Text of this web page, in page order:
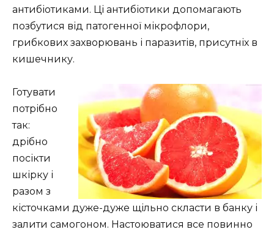
антибіотиками. Ці антибіотики допомагають
позбутися від патогенної мікрофлори,
грибкових захворювань і паразитів, присутніх в
кишечнику.
Готувати
потрібно
так:
дрібно
посікти
шкірку і
разом з
кісточками дуже-дуже щільно скласти в банку і
залити самогоном. Настоюватися все повинно